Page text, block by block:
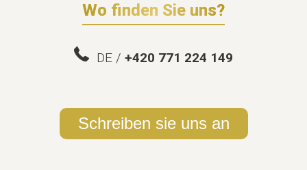
Wo finden Sie uns?
DE / +420 771 224 149
Schreiben sie uns an